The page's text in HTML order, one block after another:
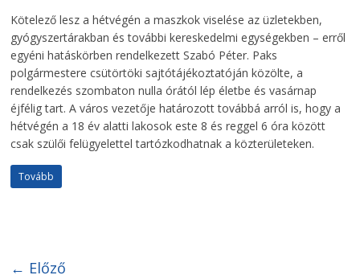
Kötelező lesz a hétvégén a maszkok viselése az üzletekben,
gyógyszertárakban és további kereskedelmi egységekben – erről
egyéni hatáskörben rendelkezett Szabó Péter. Paks
polgármestere csütörtöki sajtótájékoztatóján közölte, a
rendelkezés szombaton nulla órától lép életbe és vasárnap
éjfélig tart. A város vezetője határozott továbbá arról is, hogy a
hétvégén a 18 év alatti lakosok este 8 és reggel 6 óra között
csak szülői felügyelettel tartózkodhatnak a közterületeken.
Tovább
← Előző